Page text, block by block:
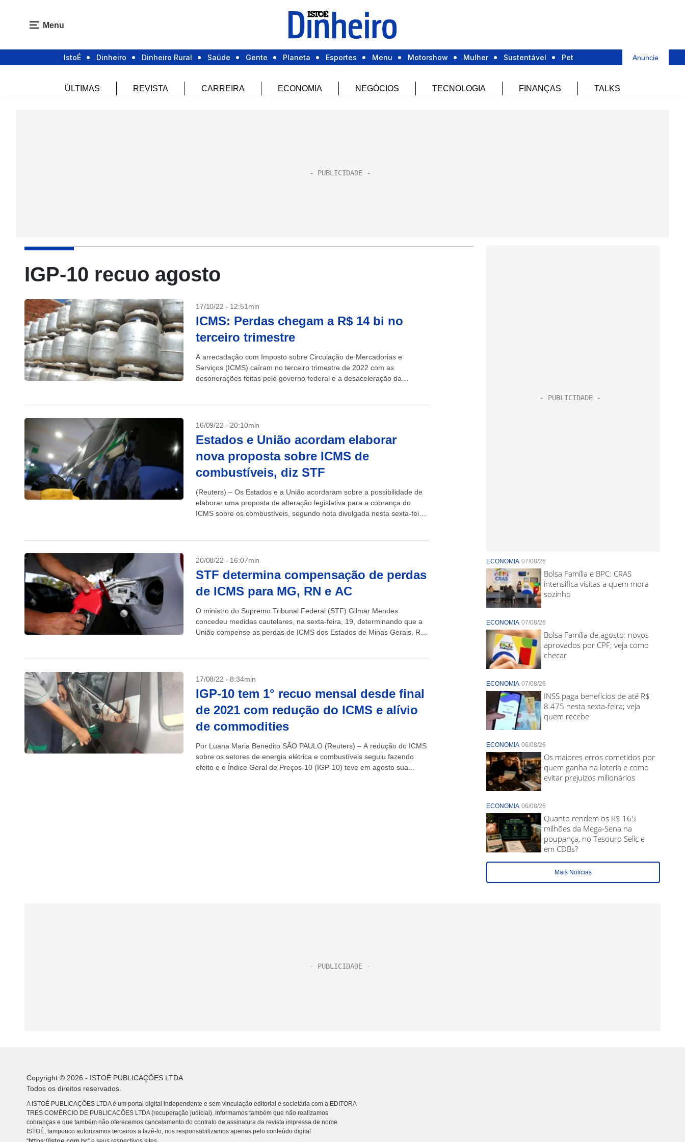
Menu
IstoÉ Dinheiro Dinheiro Rural Saúde Gente Planeta Esportes Menu Motorshow Mulher Sustentável Pet Anuncie
ÚLTIMAS REVISTA CARREIRA ECONOMIA NEGÓCIOS TECNOLOGIA FINANÇAS TALKS
IGP-10 recuo agosto
17/10/22 - 12:51min
ICMS: Perdas chegam a R$ 14 bi no
terceiro trimestre
A arrecadação com Imposto sobre Circulação de Mercadorias e
Serviços (ICMS) caíram no terceiro trimestre de 2022 com as
desonerações feitas pelo governo federal e a desaceleração da
16/09/22 - 20:10min
Estados e União acordam elaborar
nova proposta sobre ICMS de
combustíveis, diz STF
(Reuters) – Os Estados e a União acordaram sobre a possibilidade de
elaborar uma proposta de alteração legislativa para a cobrança do
ICMS sobre os combustíveis, segundo nota divulgada nesta sexta-feira
20/08/22 - 16:07min
STF determina compensação de perdas
de ICMS para MG, RN e AC
O ministro do Supremo Tribunal Federal (STF) Gilmar Mendes
concedeu medidas cautelares, na sexta-feira, 19, determinando que a
União compense as perdas de ICMS dos Estados de Minas Gerais, Rio
17/08/22 - 8:34min
IGP-10 tem 1° recuo mensal desde final
de 2021 com redução do ICMS e alívio
de commodities
Por Luana Maria Benedito SÃO PAULO (Reuters) – A redução do ICMS
sobre os setores de energia elétrica e combustíveis seguiu fazendo
efeito e o Índice Geral de Preços-10 (IGP-10) teve em agosto sua...
ECONOMIA 07/08/26
Bolsa Família e BPC: CRAS
intensifica visitas a quem mora
sozinho
ECONOMIA 07/08/26
Bolsa Família de agosto: novos
aprovados por CPF; veja como
checar
ECONOMIA 07/08/26
INSS paga benefícios de até R$
8.475 nesta sexta-feira; veja
quem recebe
ECONOMIA 06/08/26
Os maiores erros cometidos por
quem ganha na loteria e como
evitar prejuízos milionários
ECONOMIA 06/08/26
Quanto rendem os R$ 165
milhões da Mega-Sena na
poupança, no Tesouro Selic e
em CDBs?
Mais Noticias
Copyright © 2026 - ISTOÉ PUBLICAÇÕES LTDA
Todos os direitos reservados.
A ISTOÉ PUBLICAÇÕES LTDA é um portal digital independente e sem vinculação editorial e societária com a EDITORA
TRES COMÉRCIO DE PUBLICACÕES LTDA (recuperação judicial). Informamos também que não realizamos
cobranças e que também não oferecemos cancelamento do contrato de assinatura da revista impressa de nome
ISTOÉ, tampouco autorizamos terceiros a fazê-lo, nos responsabilizamos apenas pelo conteúdo digital